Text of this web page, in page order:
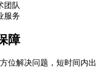
团队
服务
障
位解决问题，短时间内